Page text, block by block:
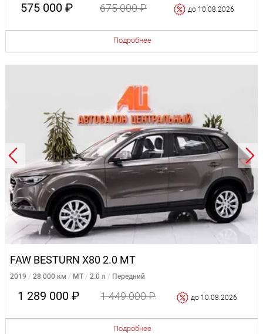
575 000 ₽ 675 000 ₽ до 10.08.2026
Подробнее
FAW BESTURN X80 2.0 MT
2019 28 000 км MT 2.0 л Передний
1 289 000 ₽ 1 449 000 ₽ до 10.08.2026
Подробнее